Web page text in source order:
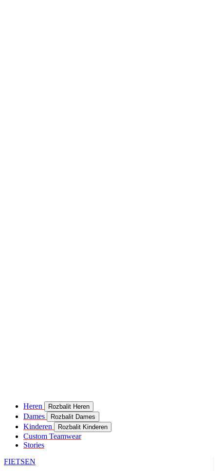
Heren Rozbalit Heren
Dames Rozbalit Dames
Kinderen Rozbalit Kinderen
Custom Teamwear
Stories
FIETSEN